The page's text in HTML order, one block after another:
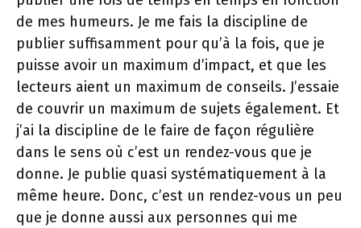
de mes humeurs. Je me fais la discipline de
publier suffisamment pour qu’à la fois, que je
puisse avoir un maximum d’impact, et que les
lecteurs aient un maximum de conseils. J’essaie
de couvrir un maximum de sujets également. Et
j’ai la discipline de le faire de façon régulière
dans le sens où c’est un rendez-vous que je
donne. Je publie quasi systématiquement à la
même heure. Donc, c’est un rendez-vous un peu
que je donne aussi aux personnes qui me